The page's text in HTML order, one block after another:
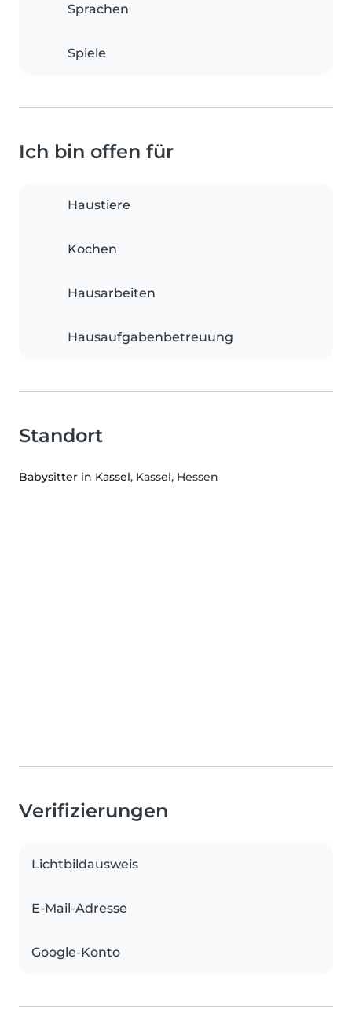
Sprachen
Spiele
Ich bin offen für
Haustiere
Kochen
Hausarbeiten
Hausaufgabenbetreuung
Standort
Babysitter in Kassel, Kassel, Hessen
Verifizierungen
Lichtbildausweis
E-Mail-Adresse
Google-Konto